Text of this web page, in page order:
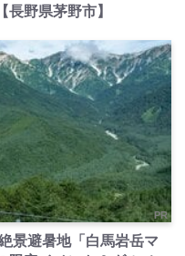
野県茅野市】
PR
景避暑地「白馬岩岳マ